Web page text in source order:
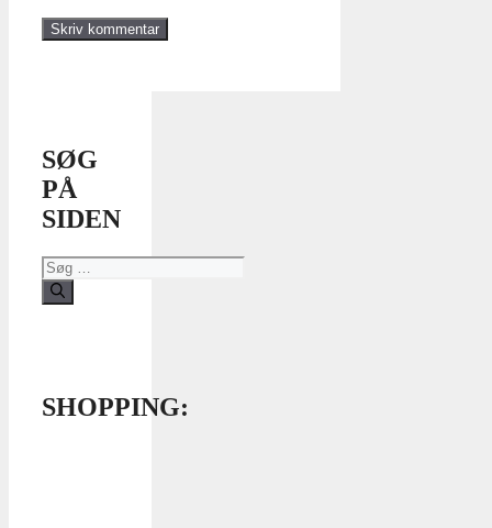
SØG
PÅ
SIDEN
Søg
efter:
SHOPPING: